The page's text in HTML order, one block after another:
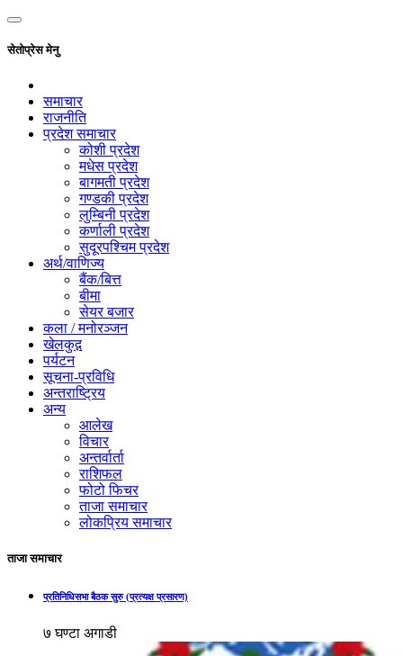
सेतोप्रेस मेनु
समाचार
राजनीति
प्रदेश समाचार
कोशी प्रदेश
मधेस प्रदेश
बागमती प्रदेश
गण्डकी प्रदेश
लुम्बिनी प्रदेश
कर्णाली प्रदेश
सुदूरपश्चिम प्रदेश
अर्थ/वाणिज्य
बैंक/बित्त
बीमा
सेयर बजार
कला / मनोरञ्जन
खेलकुद़़
पर्यटन
सूचना-प्रविधि
अन्तराष्ट्रिय
अन्य
आलेख
विचार
अन्तर्वार्ता
राशिफल
फोटो फिचर
ताजा समाचार
लोकप्रिय समाचार
ताजा समाचार
प्रतिनिधिसभा बैठक सुरु (प्रत्यक्ष प्रसारण)
७ घण्टा अगाडी